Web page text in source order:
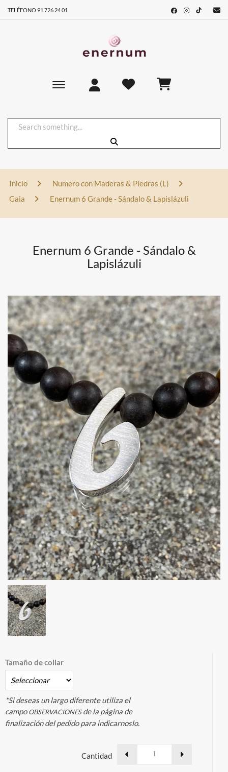
TELÉFONO 91 726 24 01
Toggle main navigation
Inicio
Numero con Maderas & Piedras (L)
Gaia
Enernum 6 Grande - Sándalo & Lapislázuli
Enernum 6 Grande - Sándalo &
Lapislázuli
Tamaño de collar
*Si deseas un largo diferente utiliza el
campoOBSERVACIONESde la página de
finalización del pedido para indicarnoslo.
Cantidad